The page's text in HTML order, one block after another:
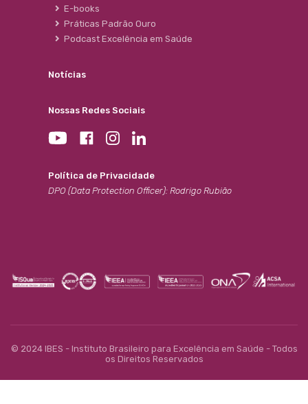
E-books
Práticas Padrão Ouro
Podcast Excelência em Saúde
Notícias
Nossas Redes Sociais
Política de Privacidade
DPO (Data Protection Officer): Rodrigo Rubião
© 2024 IBES - Instituto Brasileiro para Excelência em Saúde - Todos
os Direitos Reservados